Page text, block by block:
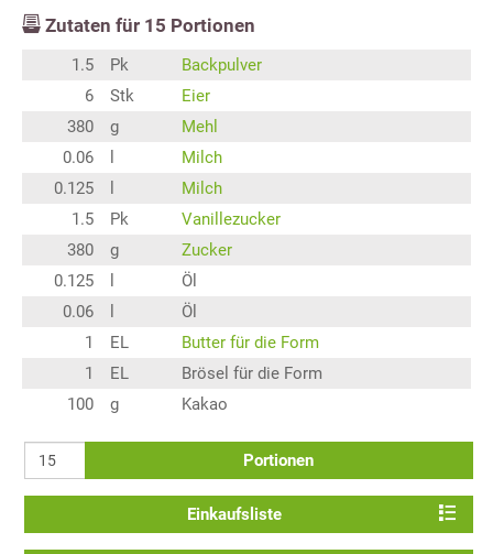
Zutaten für 15 Portionen
1.5 Pk
Backpulver
6
Stk
Eier
380
g
Mehl
0.06
Milch
0.125
Milch
1.5
Pk
Vanillezucker
380
g
Zucker
0.125
Öl
0.06
Öl
1
EL
Butter für die Form
1
EL
Brösel für die Form
100
g Kakao
Portionen
Einkaufsliste